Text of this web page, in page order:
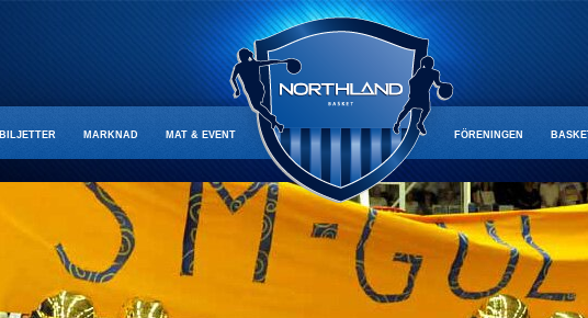
BILJETTER MARKNAD MAT & EVENT FÖRENINGEN